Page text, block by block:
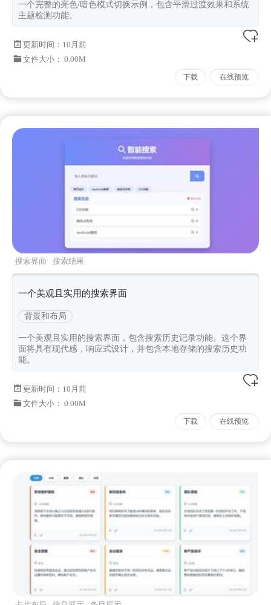
一个完整的亮色/暗色模式切换示例，包含平滑过渡效果和系统
主题检测功能。
更新时间： 10月前
文件大小： 0.00M
下载 在线预览
搜索界面 搜索结果
一个美观且实用的搜索界面
背景和布局
一个美观且实用的搜索界面，包含搜索历史记录功能。这个界
面将具有现代感，响应式设计，并包含本地存储的搜索历史功
能。
更新时间： 10月前
文件大小： 0.00M
下载 在线预览